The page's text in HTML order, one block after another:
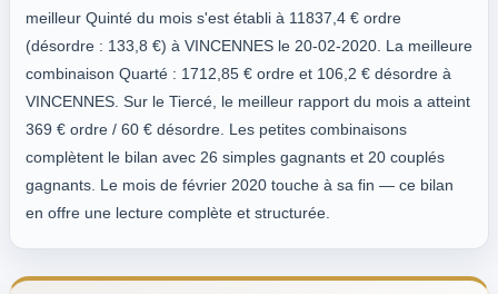
meilleur Quinté du mois s'est établi à 11837,4 € ordre
(désordre : 133,8 €) à VINCENNES le 20-02-2020. La meilleure
combinaison Quarté : 1712,85 € ordre et 106,2 € désordre à
VINCENNES. Sur le Tiercé, le meilleur rapport du mois a atteint
369 € ordre / 60 € désordre. Les petites combinaisons
complètent le bilan avec 26 simples gagnants et 20 couplés
gagnants. Le mois de février 2020 touche à sa fin — ce bilan
en offre une lecture complète et structurée.